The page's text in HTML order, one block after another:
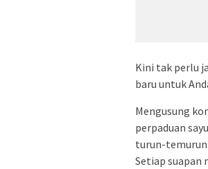
Kini tak perlu
baru untuk
Mengusung
perpaduan
turun-temurun.
Setiap suapan